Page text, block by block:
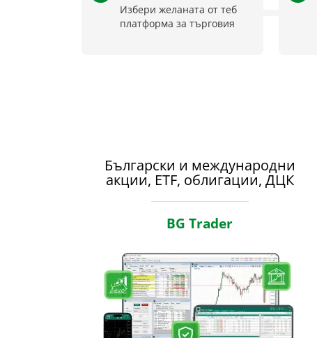
Избери желаната от теб
платформа за търговия
Български и международни
акции, ETF, облигации, ДЦК
BG Trader